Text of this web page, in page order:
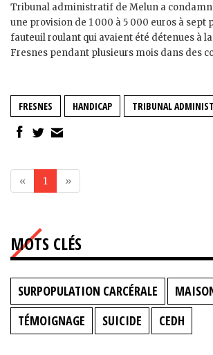
Tribunal administratif de Melun a
une provision de 1 000 à 5 000 euros à sept
fauteuil roulant qui avaient été détenues à
Fresnes pendant plusieurs mois dans des
FRESNES HANDICAP TRIBUNAL
« 1 »
MOTS CLÉS
SURPOPULATION CARCÉRALE
TÉMOIGNAGE
SUICIDE CEDH